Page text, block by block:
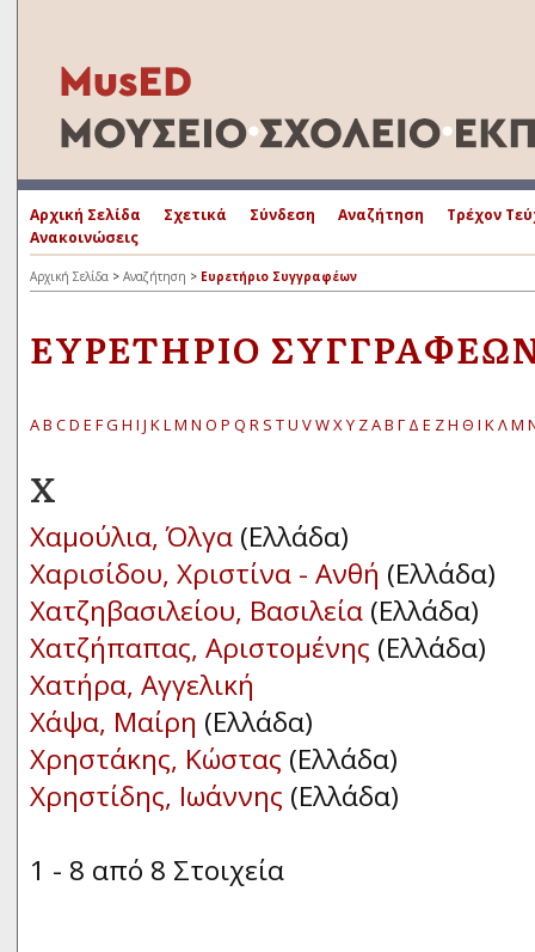
Αρχική Σελίδα Σχετικά Σύνδεση Αναζήτηση
Τρέχον
Ανακοινώσεις
Αρχική Σελίδα > Αναζήτηση > Ευρετήριο Συγγραφέων
ΕΥΡΕΤΉΡΙΟ
AB CD E FG H I J KLM N O P Q R S TU VWXY ZΑΒ Γ Δ Ε ΖΗ Θ Ι ΚΛΜ
Χ
Χαμούλια, Όλγα (Ελλάδα)
Χαρισίδου, Χριστίνα - Ανθή (Ελλάδα)
Χατζηβασιλείου, Βασιλεία (Ελλάδα)
Χατζήπαπας, Αριστομένης (Ελλάδα)
Χατήρα, Αγγελική
Χάψα, Μαίρη (Ελλάδα)
Χρηστάκης, Κώστας (Ελλάδα)
Χρηστίδης, Ιωάννης (Ελλάδα)
1 - 8 από 8 Στοιχεία